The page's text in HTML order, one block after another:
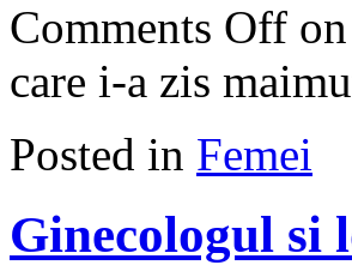
Comments Off
care i-a zis
Posted in Femei
Ginecologul si